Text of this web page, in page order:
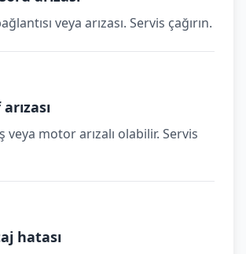
veya arızası. Servis çağırın.
veya motor arızalı olabilir. Servis
hatası